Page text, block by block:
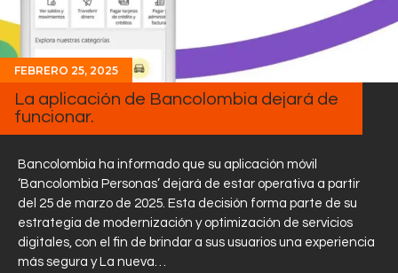
Programas
Noticias
Equipo
Sobre Nosotros
Contactos
FEBRERO 25, 2025
La aplicación de Bancolombia dejará de
funcionar.
Bancolombia ha informado que su aplicación móvil
‘Bancolombia Personas’ dejará de estar operativa a partir
del 25 de marzo de 2025. Esta decisión forma parte de su
estrategia de modernización y optimización de servicios
digitales, con el fin de brindar a sus usuarios una experiencia
más segura y La nueva…